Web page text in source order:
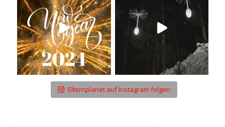
Elternplanet auf Instagram folgen